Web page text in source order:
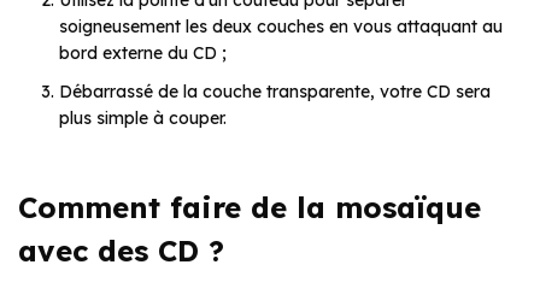
soigneusement les deux couches en vous attaquant au
bord externe du CD ;
Débarrassé de la couche transparente, votre CD sera
plus simple à couper.
Comment faire de la mosaïque
avec des CD ?